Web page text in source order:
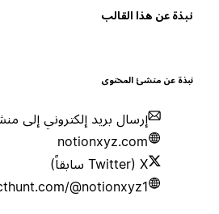
عن هذا القالب
عن منشئ المحتوى
إرسال بريد إلكتروني إلى منشئ
notionxyz.com
@notionxyz1